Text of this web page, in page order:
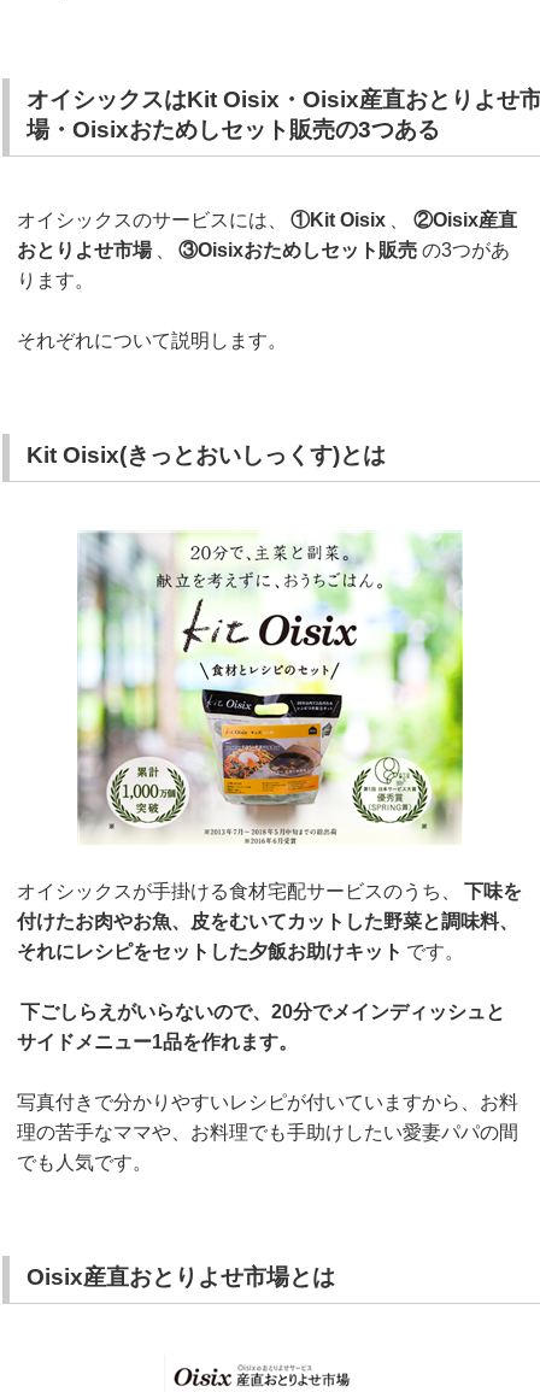
オイシックスはKit Oisix・Oisix産直おとりよせ
場・Oisixおためしセット販売の3つある
オイシックスのサービスには、 ①Kit Oisix
②Oisix産直
おとりよせ市場
③Oisixおためしセット販売 の3つがあ
ります。
それぞれについて説明します。
Kit Oisix(きっとおいしっくす)とは
オイシックスが手掛ける食材宅配サービスのうち、
下味を
付けたお肉やお魚、皮をむいてカットした野菜と調味料、
それにレシピをセットした夕飯お助けキット です。
下ごしらえがいらないので、20分でメインディッシュと
サイドメニュー1品を作れます。
写真付きで分かりやすいレシピが付いていますから、お料
理の苦手なママや、お料理でも手助けしたい愛妻パパの間
でも人気です。
Oisix産直おとりよせ市場とは